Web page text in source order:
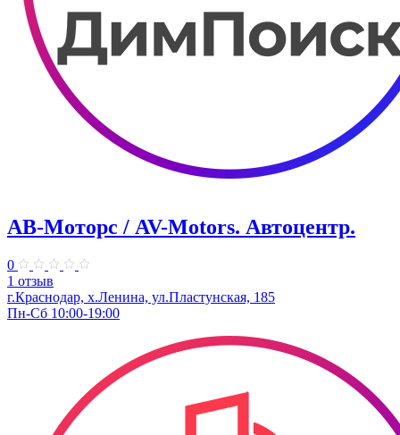
АВ-Моторс / AV-Motors. Автоцентр.
0
1 отзыв
г.Краснодар, х.Ленина, ул.Пластунская, 185
Пн-Сб 10:00-19:00